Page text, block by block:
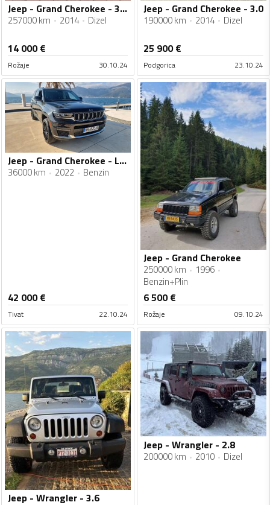
Jeep - Grand Cherokee - 3.0 CRD
257000 km 2014 Dizel
14 000€
Rožaje 30.10.24
Jeep - Grand Cherokee - 3.0
190000 km 2014 Dizel
25 900€
Podgorica 23.10.24
Jeep - Grand Cherokee - Limited L
36000 km 2022 Benzin
42 000€
Tivat 22.10.24
Jeep - Grand Cherokee
250000 km
1996
Benzin+Plin
6 500€
Rožaje 09.10.24
Jeep - Wrangler - 3.6
Jeep - Wrangler - 2.8
200000 km 2010 Dizel